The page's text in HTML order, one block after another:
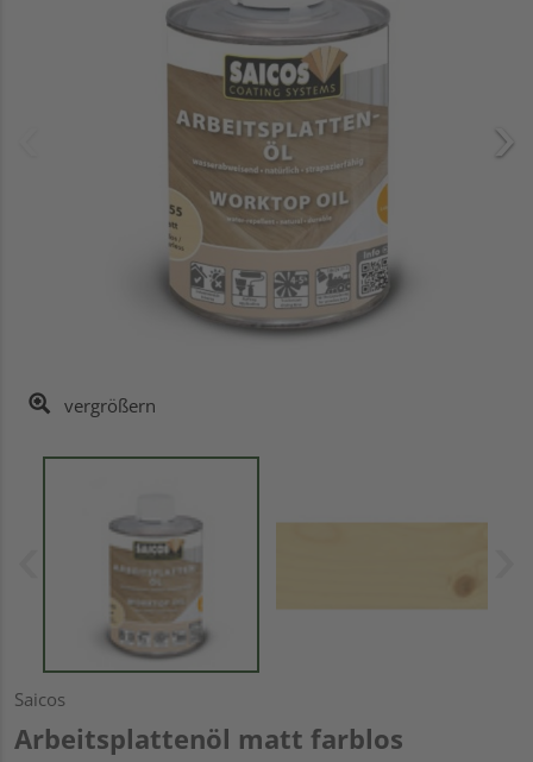
vergrößern
Saicos
Arbeitsplattenöl matt farblos